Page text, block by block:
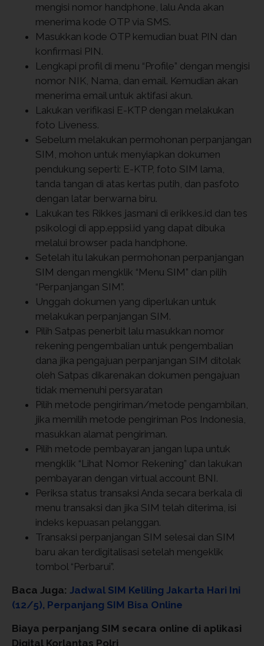
mengisi nomor handphone, lalu Anda akan
menerima kode OTP via SMS.
Masukkan kode OTP kemudian buat PIN dan
konfirmasi PIN.
Lengkapi profil di menu “Profile” dengan mengisi
nomor NIK, Nama, dan email. Kemudian akan
menerima email untuk aktifasi akun.
Lakukan verifikasi E-KTP dengan melakukan
foto Liveness.
Sebelum melakukan permohonan perpanjangan
SIM, mohon untuk menyiapkan dokumen
pendukung seperti: E-KTP, foto SIM lama,
tanda tangan di atas kertas putih, dan pasfoto
dengan latar berwarna biru.
Lakukan tes Rikkes jasmani di erikkes.id dan tes
psikologi di app.eppsi.id yang dapat dibuka
melalui browser pada handphone.
Setelah itu lakukan permohonan perpanjangan
SIM dengan mengklik “Menu SIM” dan pilih
“Perpanjangan SIM”.
Unggah dokumen yang diperlukan untuk
melakukan perpanjangan SIM.
Pilih Satpas penerbit lalu masukkan nomor
rekening pengembalian untuk pengembalian
dana jika pengajuan perpanjangan SIM ditolak
oleh Satpas dikarenakan dokumen pengajuan
tidak memenuhi persyaratan
Pilih metode pengiriman/metode pengambilan,
jika memilih metode pengiriman Pos Indonesia,
masukkan alamat pengiriman.
Pilih metode pembayaran jangan lupa untuk
mengklik “Lihat Nomor Rekening” dan lakukan
pembayaran dengan virtual account BNI.
Periksa status transaksi Anda secara berkala di
menu transaksi dan jika SIM telah diterima, isi
indeks kepuasan pelanggan.
Transaksi perpanjangan SIM selesai dan SIM
baru akan terdigitalisasi setelah mengeklik
tombol “Perbarui”.
Baca Juga: Jadwal SIM Keliling Jakarta Hari Ini
(12/5), Perpanjang SIM Bisa Online
Biaya perpanjang SIM secara online di aplikasi
Digital Korlantas Polri